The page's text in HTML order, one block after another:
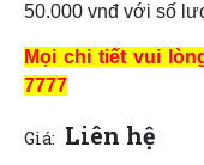
50.000 vnđ với số
Mọi chi tiết vui
7777
Giá: Liên hệ